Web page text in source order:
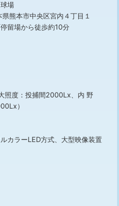
場
熊本市中央区宮内４丁目１
留場から徒歩約10分
照度：投捕間2000Lx、内 野
）
カラーLED方式、大型映像装置